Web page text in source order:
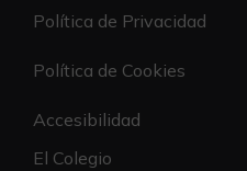
Política de Privacidad
Política de Cookies
Accesibilidad
El Colegio